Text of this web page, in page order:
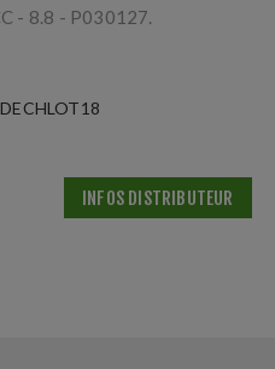
- 8.8 - P030127.
DECHLOT18
INFOS DISTRIBUTEUR